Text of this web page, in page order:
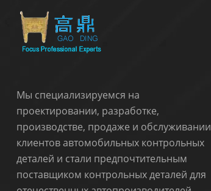
Мы специализируемся на
проектировании, разработке,
производстве, продаже и обслуживании
клиентов автомобильных контрольных
деталей и стали предпочтительным
поставщиком контрольных деталей для